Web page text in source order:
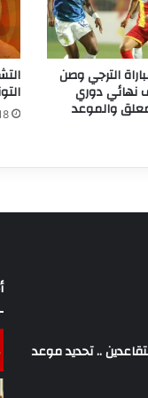
الترجي وصن
نهائي دوري
والموعد 18
.. تحديد موعد